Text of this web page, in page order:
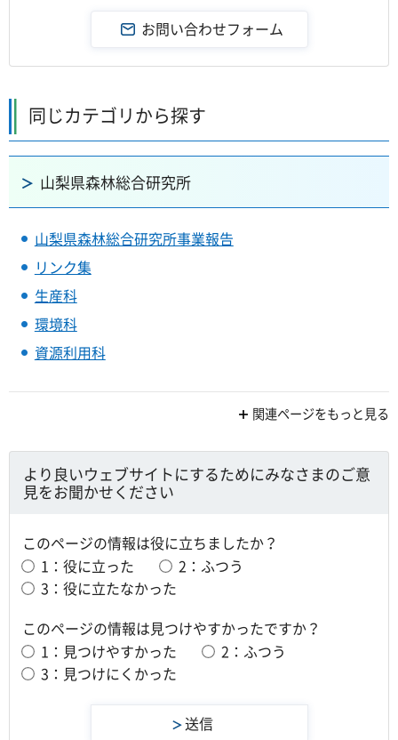
同じカテゴリから探す
山梨県森林総合研究所
山梨県森林総合研究所事業報告
リンク集
生産科
環境科
資源利用科
関連ページをもっと見る
より良いウェブサイトにするためにみなさまのご意
見をお聞かせください
このページの情報は役に立ちましたか？
1：役に立った
2：ふつう
3：役に立たなかった
このページの情報は見つけやすかったですか？
1：見つけやすかった
2：ふつう
3：見つけにくかった